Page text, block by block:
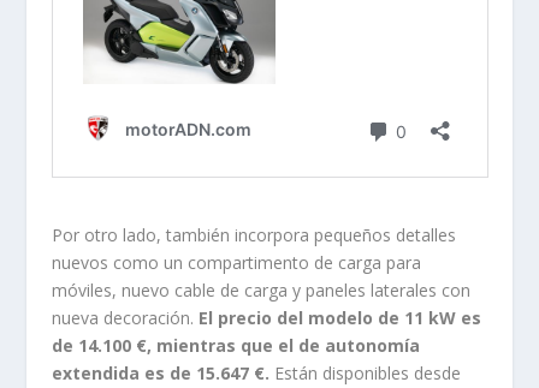
Por otro lado, también incorpora pequeños detalles
nuevos como un compartimento de carga para
móviles, nuevo cable de carga y paneles laterales con
nueva decoración. El precio del modelo de 11 kW es
de 14.100 €, mientras que el de autonomía
extendida es de 15.647 €. Están disponibles desde